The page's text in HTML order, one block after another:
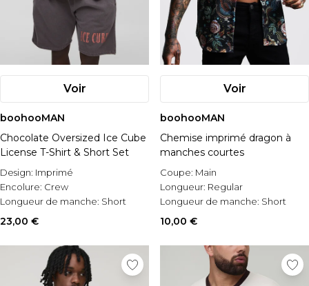
Voir
boohooMAN
Chocolate Oversized Ice Cube
License T-Shirt & Short Set
Design: Imprimé
Encolure: Crew
Longueur de manche: Short
Sleeve
23,00 €
Voir
boohooMAN
Chemise imprimé dragon à
manches courtes
Coupe: Main
Longueur: Regular
Longueur de manche: Short
Sleeve
10,00 €